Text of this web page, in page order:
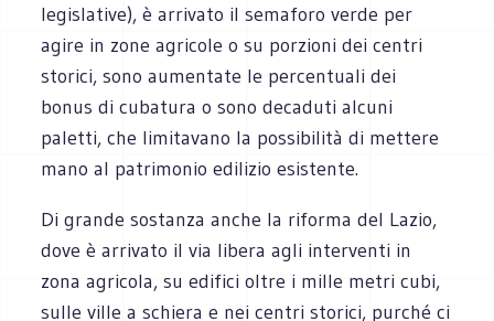
legislative), è arrivato il semaforo verde per
agire in zone agricole o su porzioni dei centri
storici, sono aumentate le percentuali dei
bonus di cubatura o sono decaduti alcuni
paletti, che limitavano la possibilità di mettere
mano al patrimonio edilizio esistente.
Di grande sostanza anche la riforma del Lazio,
dove è arrivato il via libera agli interventi in
zona agricola, su edifici oltre i mille metri cubi,
sulle ville a schiera e nei centri storici, purché ci